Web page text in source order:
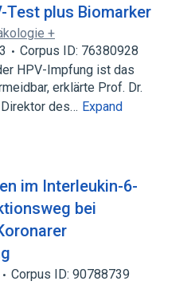
Test plus Biomarker
+
Corpus ID: 76380928
HPV-Impfung ist das
erklärte Prof. Dr.
des… Expand
im Interleukin-6-
bei
Corpus ID: 90788739